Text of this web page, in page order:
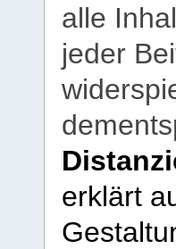
alle
jeder
erklärt